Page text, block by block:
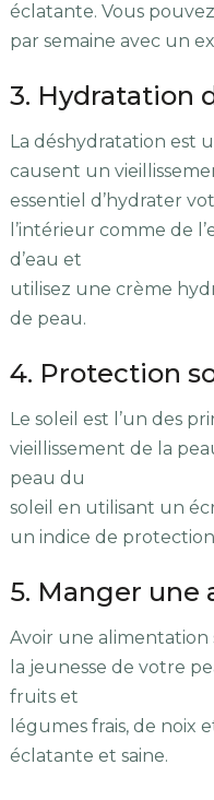
éclatante. Vous
par semaine avec un
3. Hydratation
La déshydratation est
causent un
essentiel d’hydrater
l’intérieur comme de
d’eau et
utilisez une crème
de peau.
4. Protection
Le soleil est l’un des
vieillissement de la
peau du
soleil en utilisant un
un indice de protection
5. Manger une
Avoir une alimentation
la jeunesse de votre
fruits et
légumes frais, de noix
éclatante et saine.